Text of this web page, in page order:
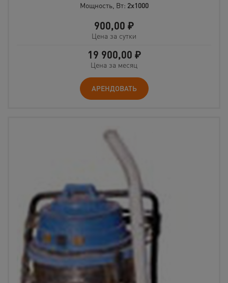
Мощность, Вт: 2х1000
900,00 ₽
Цена за сутки
19 900,00 ₽
Цена за месяц
АРЕНДОВАТЬ